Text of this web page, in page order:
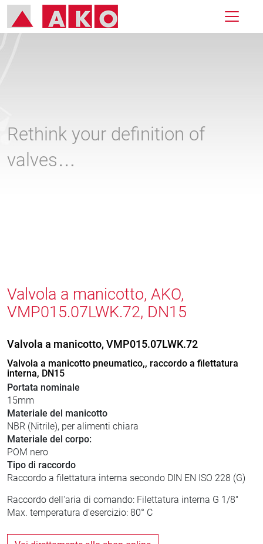
Rethink your definition of
valves…
Valvola a manicotto, AKO,
VMP015.07LWK.72, DN15
Valvola a manicotto, VMP015.07LWK.72
Valvola a manicotto pneumatico,, raccordo a filettatura
interna, DN15
Portata nominale
15mm
Materiale del manicotto
NBR (Nitrile), per alimenti chiara
Materiale del corpo:
POM nero
Tipo di raccordo
Raccordo a filettatura interna secondo DIN EN ISO 228 (G)
Raccordo dell'aria di comando: Filettatura interna G 1/8"
Max. temperatura d'esercizio: 80° C